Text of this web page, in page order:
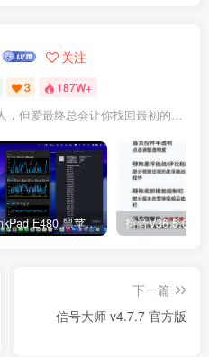
关注
3 187W+
伤痛会改变一个人，但爱最终总会让你找回最初的自己
ThinkPad E480 黑苹果完美Tahoe的EFI分享（2026.03.01更新） 抖音V36.5.0 内
下一篇
信号大师 v4.7.7 官方版